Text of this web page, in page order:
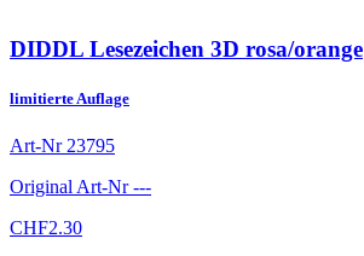
DIDDL Lesezeichen 3D rosa/orange
limitierte Auflage
Art-Nr 23795
Original Art-Nr---
CHF2.30